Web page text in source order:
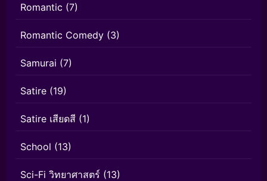
Romantic (7)
Romantic Comedy (3)
Samurai (7)
Satire (19)
Satire เสียดสี (1)
School (13)
Sci-Fi วิทยาศาสตร์ (13)